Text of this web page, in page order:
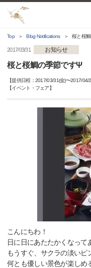
Top Blog·Notifications 桜と桜
2017/03/31 お知らせ
桜と桜鯛の季節ですΨ
【提供日程： 2017/03/31(金)〜2017/04/
【イベント・フェア】
こんにちわ！
日に日にあたたかくなって
もうすぐ、サクラの淡いピ
何とも優しい景色が楽しめ